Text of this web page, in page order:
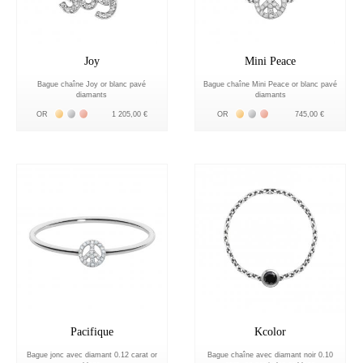
Joy
Bague chaîne Joy or blanc pavé
diamants
OR Жёлтое золото 18К
Белое золото 18К
Розовое золото 18К
1 205,00 €
Mini Peace
Bague chaîne Mini Peace or blanc pavé
diamants
OR Жёлтое золото 18К
Белое золото 18К
Розовое золото 18К
745,00 €
Pacifique
Bague jonc avec diamant 0.12 carat or
Kcolor
Bague chaîne avec diamant noir 0.10